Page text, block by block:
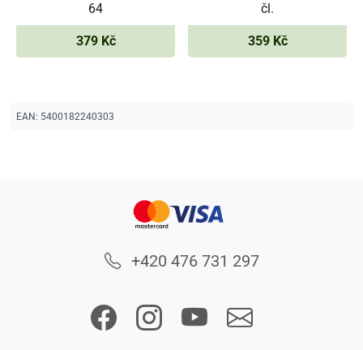
64
379 Kč
čl.
359 Kč
EAN: 5400182240303
+420 476 731 297